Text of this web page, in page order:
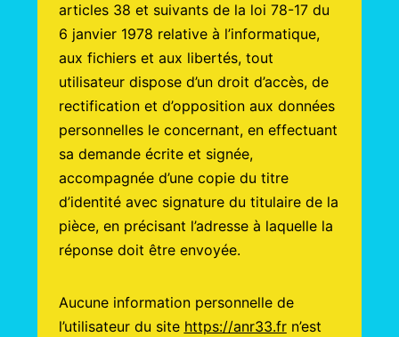
articles 38 et suivants de la loi 78-17 du
6 janvier 1978 relative à l’informatique,
aux fichiers et aux libertés, tout
utilisateur dispose d’un droit d’accès, de
rectification et d’opposition aux données
personnelles le concernant, en effectuant
sa demande écrite et signée,
accompagnée d’une copie du titre
d’identité avec signature du titulaire de la
pièce, en précisant l’adresse à laquelle la
réponse doit être envoyée.
Aucune information personnelle de
l’utilisateur du site https://anr33.frn’est